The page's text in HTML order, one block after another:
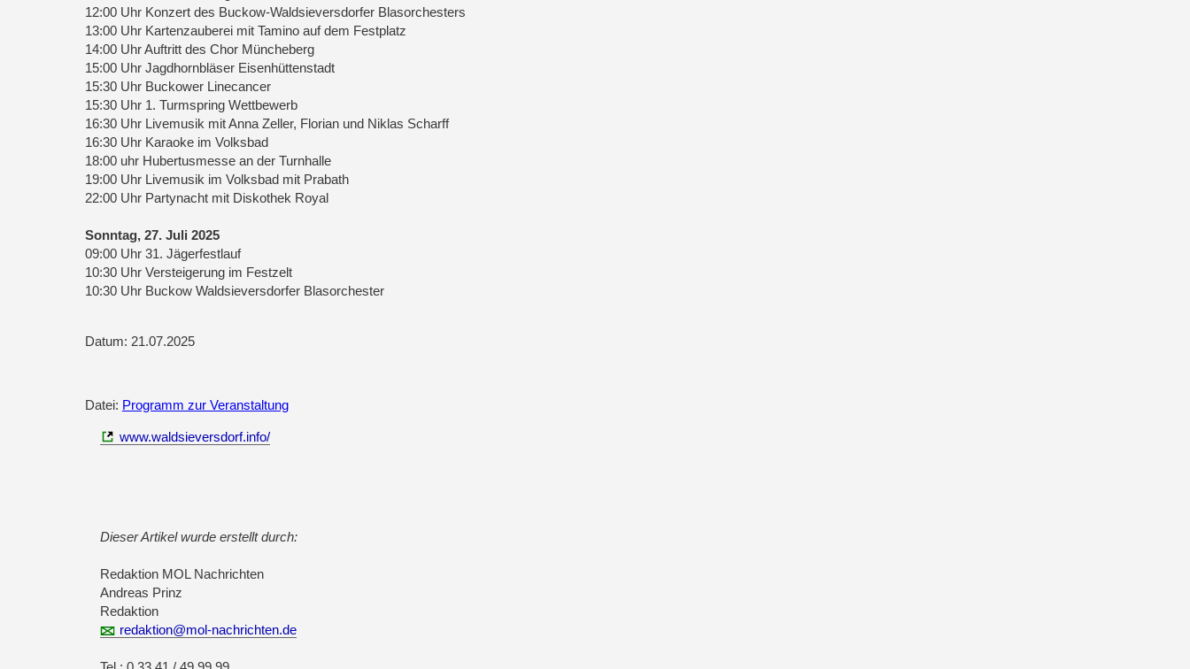
12:00 Uhr Konzert des Buckow-Waldsieversdorfer Blasorchesters
13:00 Uhr Kartenzauberei mit Tamino auf dem Festplatz
14:00 Uhr Auftritt des Chor Müncheberg
15:00 Uhr Jagdhornbläser Eisenhüttenstadt
15:30 Uhr Buckower Linecancer
15:30 Uhr 1. Turmspring Wettbewerb
16:30 Uhr Livemusik mit Anna Zeller, Florian und Niklas Scharff
16:30 Uhr Karaoke im Volksbad
18:00 uhr Hubertusmesse an der Turnhalle
19:00 Uhr Livemusik im Volksbad mit Prabath
22:00 Uhr Partynacht mit Diskothek Royal
Sonntag, 27. Juli 2025
09:00 Uhr 31. Jägerfestlauf
10:30 Uhr Versteigerung im Festzelt
10:30 Uhr Buckow Waldsieversdorfer Blasorchester
Datum: 21.07.2025
Datei: Programm zur Veranstaltung
www.waldsieversdorf.info/
Dieser Artikel wurde erstellt durch:
Redaktion MOL Nachrichten
Andreas Prinz
Redaktion
redaktion@mol-nachrichten.de